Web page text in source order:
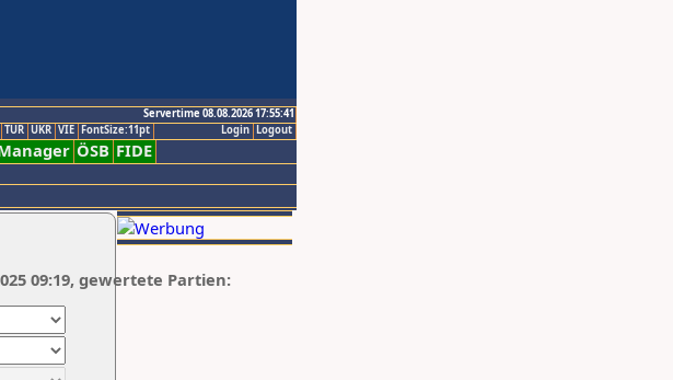
Servertime 08.08.2026 17:55:41
Logout
Login
TUR UKR VIE FontSize:11pt
ÖSB FIDE
09:19, gewertete Partien: